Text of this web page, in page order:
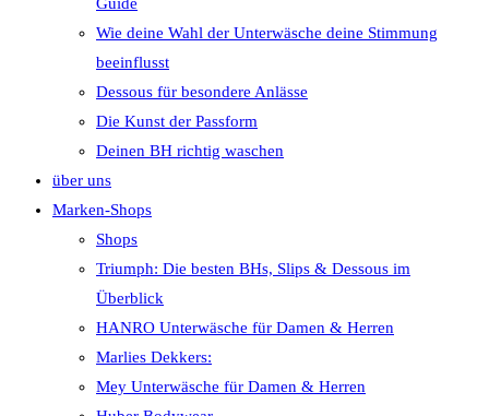
Wie deine Wahl der Unterwäsche deine Stimmung
beeinflusst
Dessous für besondere Anlässe
Die Kunst der Passform
Deinen BH richtig waschen
über uns
Marken-Shops
Shops
Triumph: Die besten BHs, Slips & Dessous im
Überblick
HANRO Unterwäsche für Damen & Herren
Marlies Dekkers:
Mey Unterwäsche für Damen & Herren